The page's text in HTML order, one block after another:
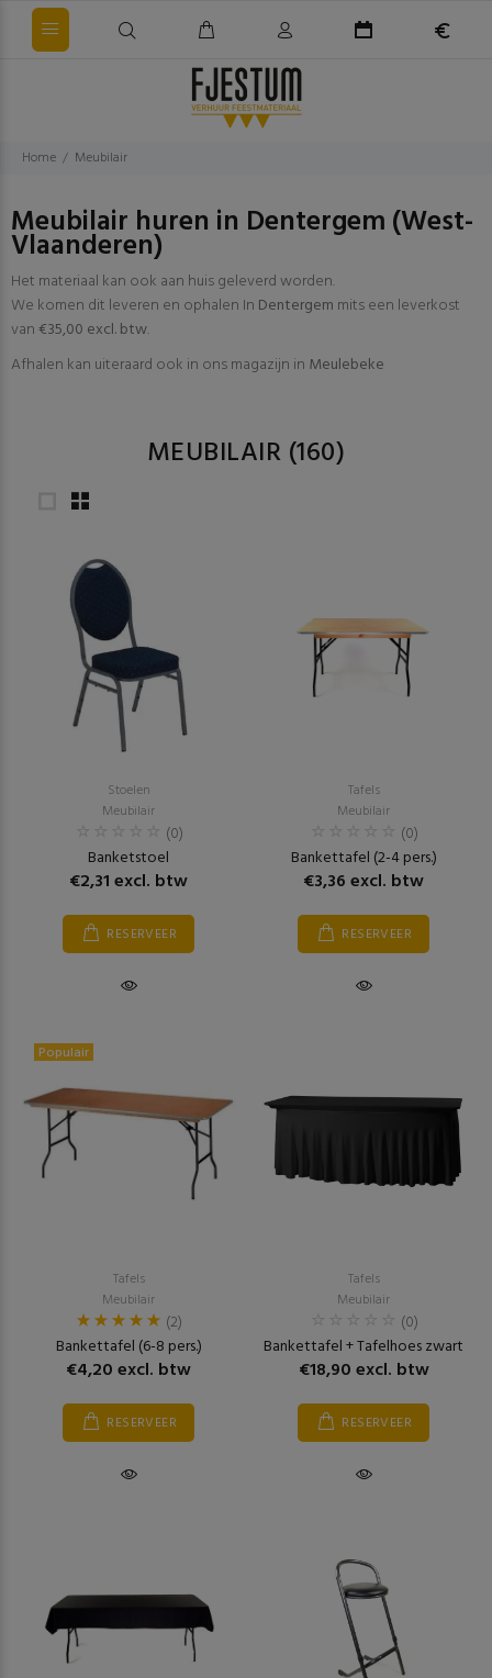
Home Meubilair
Meubilair huren in Dentergem (West-
Vlaanderen)
Het materiaal kan ook aan huis geleverd worden.
We komen dit leveren en ophalen In Dentergem mits een leverkost
van€35,00 excl. btw.
Afhalen kan uiteraard ook in ons magazijn in Meulebeke
MEUBILAIR (160)
Stoelen
Meubilair
(0)
Banketstoel
€2,31 excl. btw
RESERVEER
Tafels
Meubilair
(0)
Bankettafel (2-4 pers.)
€3,36 excl. btw
RESERVEER
Populair
Tafels
Meubilair
(2)
Bankettafel (6-8 pers.)
€4,20 excl. btw
RESERVEER
Tafels
Meubilair
(0)
Bankettafel + Tafelhoes zwart
€18,90 excl. btw
RESERVEER